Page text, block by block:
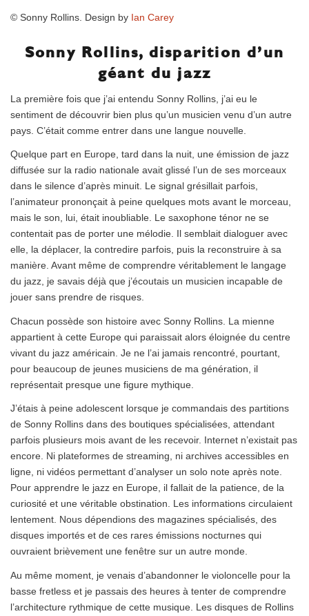
© Sonny Rollins. Design by Ian Carey
Sonny Rollins, disparition d’un
géant du jazz
La première fois que j’ai entendu Sonny Rollins, j’ai eu le
sentiment de découvrir bien plus qu’un musicien venu d’un autre
pays. C’était comme entrer dans une langue nouvelle.
Quelque part en Europe, tard dans la nuit, une émission de jazz
diffusée sur la radio nationale avait glissé l’un de ses morceaux
dans le silence d’après minuit. Le signal grésillait parfois,
l’animateur prononçait à peine quelques mots avant le morceau,
mais le son, lui, était inoubliable. Le saxophone ténor ne se
contentait pas de porter une mélodie. Il semblait dialoguer avec
elle, la déplacer, la contredire parfois, puis la reconstruire à sa
manière. Avant même de comprendre véritablement le langage
du jazz, je savais déjà que j’écoutais un musicien incapable de
jouer sans prendre de risques.
Chacun possède son histoire avec Sonny Rollins. La mienne
appartient à cette Europe qui paraissait alors éloignée du centre
vivant du jazz américain. Je ne l’ai jamais rencontré, pourtant,
pour beaucoup de jeunes musiciens de ma génération, il
représentait presque une figure mythique.
J’étais à peine adolescent lorsque je commandais des partitions
de Sonny Rollins dans des boutiques spécialisées, attendant
parfois plusieurs mois avant de les recevoir. Internet n’existait pas
encore. Ni plateformes de streaming, ni archives accessibles en
ligne, ni vidéos permettant d’analyser un solo note après note.
Pour apprendre le jazz en Europe, il fallait de la patience, de la
curiosité et une véritable obstination. Les informations circulaient
lentement. Nous dépendions des magazines spécialisés, des
disques importés et de ces rares émissions nocturnes qui
ouvraient brièvement une fenêtre sur un autre monde.
Au même moment, je venais d’abandonner le violoncelle pour la
basse fretless et je passais des heures à tenter de comprendre
l’architecture rythmique de cette musique. Les disques de Rollins